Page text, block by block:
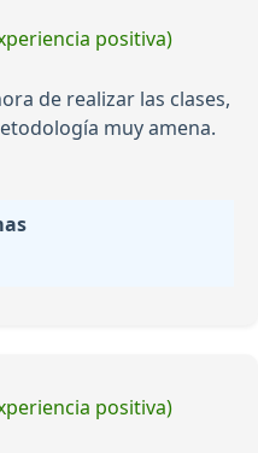
positiva)
de realizar las clases,
muy amena.
positiva)